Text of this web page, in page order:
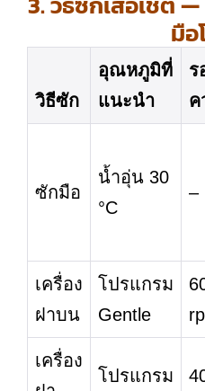
มือ
วิธีซัก
อุณหภูมิที่
แนะนำ
ร
ค
ซักมือ
น้ำอุ่น 30
°C
–
เครื่อง
ฝาบน
โปรแกรม
Gentle
เครื่อง
โปรแกรม